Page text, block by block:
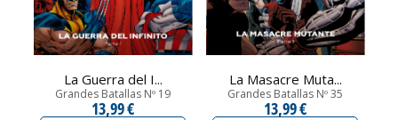
La Guerra del I...
Grandes Batallas Nº 19
13,99 €
La Masacre Muta...
Grandes Batallas Nº 35
13,99 €